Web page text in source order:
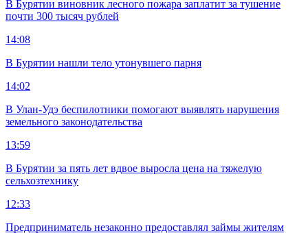
В Бурятии виновник лесного пожара заплатит за тушение
почти 300 тысяч рублей
14:08
В Бурятии нашли тело утонувшего парня
14:02
В Улан-Удэ беспилотники помогают выявлять нарушения
земельного законодательства
13:59
В Бурятии за пять лет вдвое выросла цена на тяжелую
сельхозтехнику
12:33
Предприниматель незаконно предоставлял займы жителям